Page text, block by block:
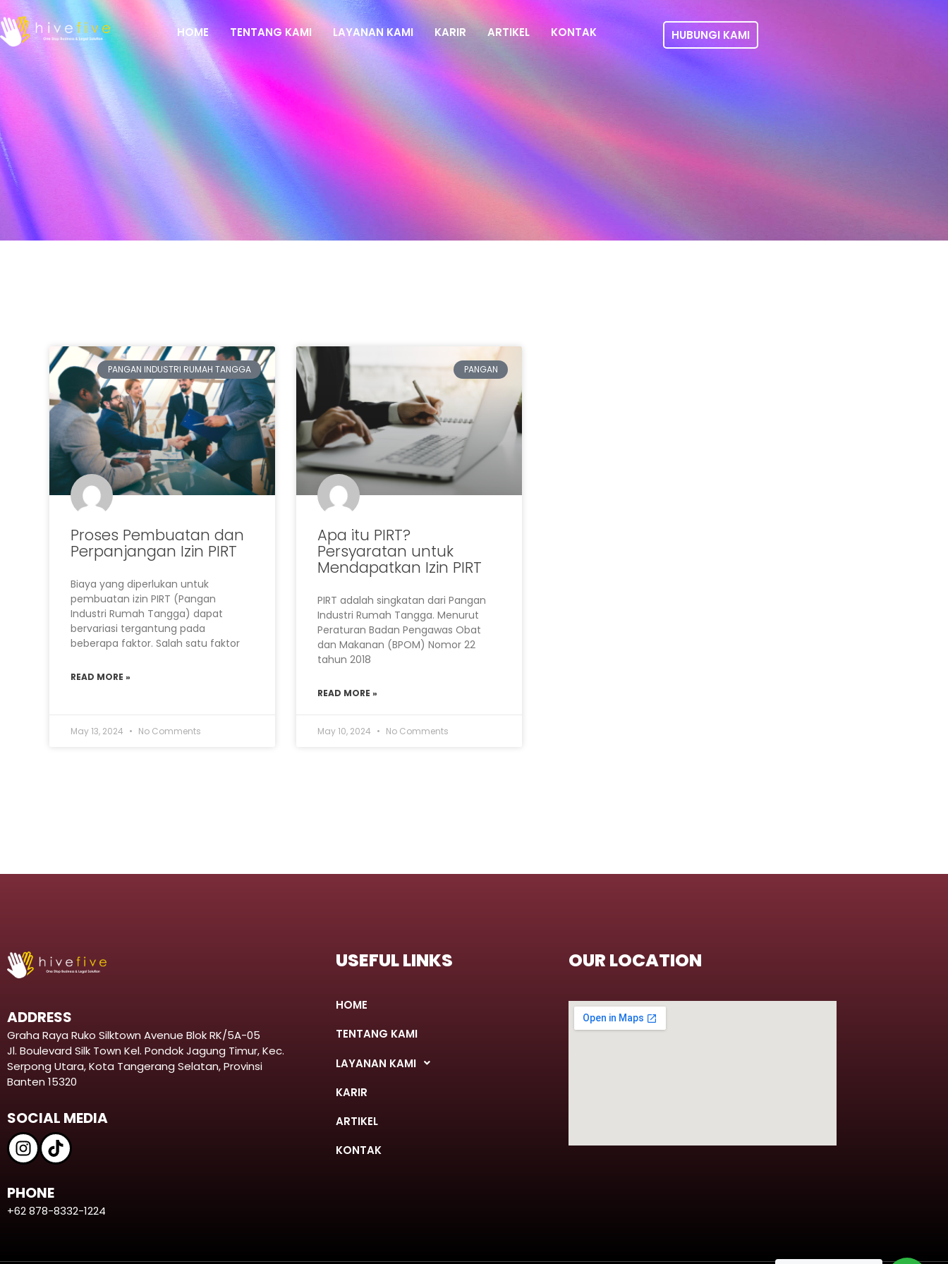
HOME TENTANG KAMI LAYANAN KAMI KARIR ARTIKEL KONTAK HUBUNGI KAMI
PANGAN INDUSTRI RUMAH TANGGA
Proses Pembuatan dan
Perpanjangan Izin PIRT
Biaya yang diperlukan untuk
pembuatan izin PIRT (Pangan
Industri Rumah Tangga) dapat
bervariasi tergantung pada
beberapa faktor. Salah satu faktor
READ MORE »
May 13, 2024 No Comments
PANGAN
Apa itu PIRT?
Persyaratan untuk
Mendapatkan Izin PIRT
PIRT adalah singkatan dari Pangan
Industri Rumah Tangga. Menurut
Peraturan Badan Pengawas Obat
dan Makanan (BPOM) Nomor 22
tahun 2018
READ MORE »
May 10, 2024 No Comments
ADDRESS
Graha Raya Ruko Silktown Avenue Blok RK/5A-05
Jl. Boulevard Silk Town Kel. Pondok Jagung Timur, Kec.
Serpong Utara, Kota Tangerang Selatan, Provinsi
Banten 15320
SOCIAL MEDIA
PHONE
+62 878-8332-1224
USEFUL LINKS
HOME
TENTANG KAMI
LAYANAN KAMI
KARIR
ARTIKEL
KONTAK
OUR LOCATION